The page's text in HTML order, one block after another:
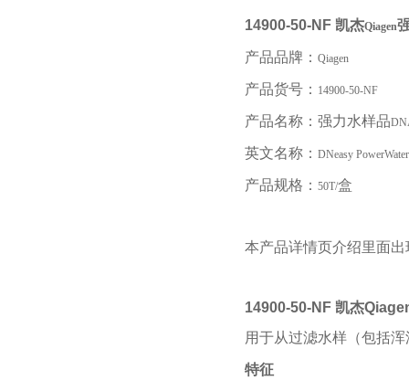
14900-50-NF 凯杰Qiagen
产品品牌： Qiagen
产品货号： 14900-50-NF
产品名称：强力水样品
英文名称： DNeasy
产品规格： 50T/盒
本产品详情页介绍里面
14900-50-NF 凯杰
用于从过滤水样（包括
特征